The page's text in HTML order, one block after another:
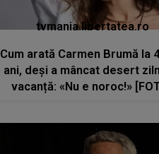
tvmania.libertatea.ro
Cum arată Carmen Brumă la
ani, deși a mâncat desert
vacanță: «Nu e noroc!»